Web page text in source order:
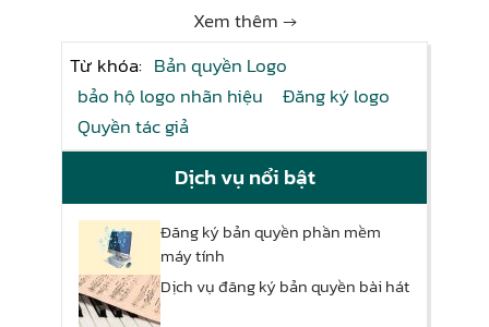
Xem thêm →
Từ khóa: Bản quyền Logo
bảo hộ logo nhãn hiệu
Đăng ký logo
Quyền tác giả
Dịch vụ nổi bật
Đăng ký bản quyền phần mềm
máy tính
Dịch vụ đăng ký bản quyền bài hát